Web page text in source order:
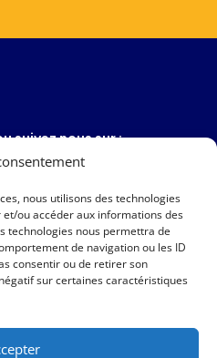
nous utilisons des technologies
ou accéder aux informations des
technologies nous permettra de
de navigation ou les ID
consentir ou de retirer son
sur certaines caractéristiques
suivez nous sur :